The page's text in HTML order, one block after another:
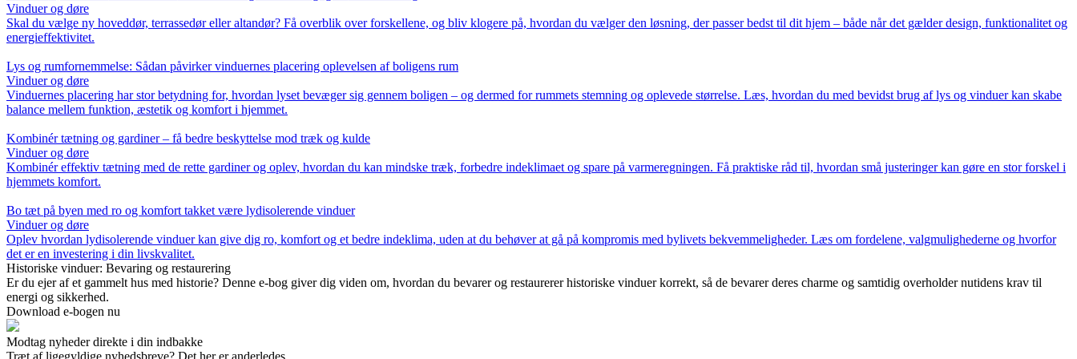
Vinduer og døre
Skal du vælge ny hoveddør, terrassedør eller altandør? Få overblik over forskellene, og bliv klogere på, hvordan du vælger den løsning, der passer bedst til dit hjem – både når det gælder design, funktionalitet og
energieffektivitet.
Lys og rumfornemmelse: Sådan påvirker vinduernes placering oplevelsen af boligens rum
Vinduer og døre
Vinduernes placering har stor betydning for, hvordan lyset bevæger sig gennem boligen – og dermed for rummets stemning og oplevede størrelse. Læs, hvordan du med bevidst brug af lys og vinduer kan skabe
balance mellem funktion, æstetik og komfort i hjemmet.
Kombinér tætning og gardiner – få bedre beskyttelse mod træk og kulde
Vinduer og døre
Kombinér effektiv tætning med de rette gardiner og oplev, hvordan du kan mindske træk, forbedre indeklimaet og spare på varmeregningen. Få praktiske råd til, hvordan små justeringer kan gøre en stor forskel i
hjemmets komfort.
Bo tæt på byen med ro og komfort takket være lydisolerende vinduer
Vinduer og døre
Oplev hvordan lydisolerende vinduer kan give dig ro, komfort og et bedre indeklima, uden at du behøver at gå på kompromis med bylivets bekvemmeligheder. Læs om fordelene, valgmulighederne og hvorfor
det er en investering i din livskvalitet.
Historiske vinduer: Bevaring og restaurering
Er du ejer af et gammelt hus med historie? Denne e-bog giver dig viden om, hvordan du bevarer og restaurerer historiske vinduer korrekt, så de bevarer deres charme og samtidig overholder nutidens krav til
energi og sikkerhed.
Download e-bogen nu
Modtag nyheder direkte i din indbakke